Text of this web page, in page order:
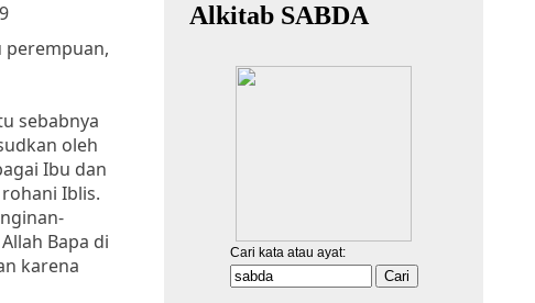
perempuan,
sebabnya
oleh
Ibu dan
Iblis.
Bapa di
karena